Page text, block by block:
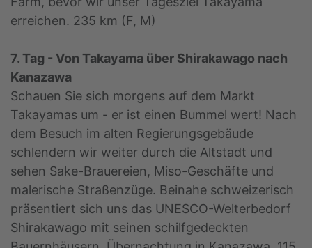
erreichen. 235 km (F, M)
7. Tag - Von Takayama über Shirakawago nach
Kanazawa
Schauen Sie sich morgens auf dem Markt
Takayamas um - er ist einen Bummel wert! Nach
dem Besuch im alten Regierungsgebäude
schlendern wir weiter durch die Altstadt und
sehen Sake-Brauereien, Miso-Geschäfte und
malerische Straßenzüge. Beinahe schweizerisch
präsentiert sich uns das UNESCO-Welterbedorf
Shirakawago mit seinen schilfgedeckten